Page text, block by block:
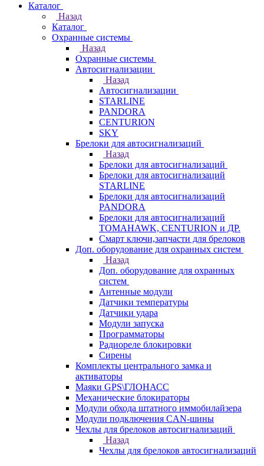
Каталог
Назад
Каталог
Охранные системы
Назад
Охранные системы
Автосигнализации
Назад
Автосигнализации
STARLINE
PANDORA
CENTURION
SKY
Брелоки для автосигнализаций
Назад
Брелоки для автосигнализаций
Брелоки для автосигнализаций
STARLINE
Брелоки для автосигнализаций
PANDORA
Брелоки для автосигнализаций
TOMAHAWK, CENTURION и ДР.
Смарт ключи,запчасти для брелоков
Доп. оборудование для охранных систем
Назад
Доп. оборудование для охранных
систем
Антенные модули
Датчики температуры
Датчики удара
Модули запуска
Программаторы
Радиореле блокировки
Сирены
Комплекты центрального замка и
активаторы
Маяки GPS\ГЛОНАСС
Механические блокираторы
Модули обхода штатного иммобилайзера
Модули подключения CAN-шины
Чехлы для брелоков автосигнализаций
Назад
Чехлы для брелоков автосигнализаций